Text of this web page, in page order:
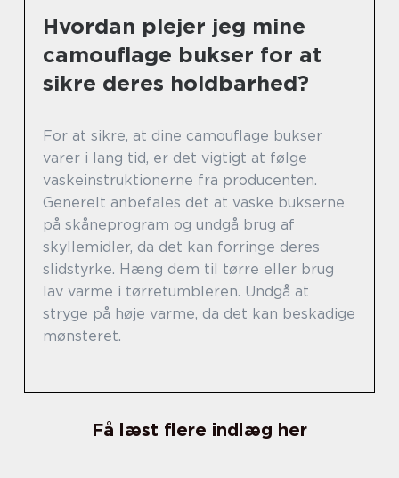
Hvordan plejer jeg mine
camouflage bukser for at
sikre deres holdbarhed?
For at sikre, at dine camouflage bukser
varer i lang tid, er det vigtigt at følge
vaskeinstruktionerne fra producenten.
Generelt anbefales det at vaske bukserne
på skåneprogram og undgå brug af
skyllemidler, da det kan forringe deres
slidstyrke. Hæng dem til tørre eller brug
lav varme i tørretumbleren. Undgå at
stryge på høje varme, da det kan beskadige
mønsteret.
Få læst flere indlæg her